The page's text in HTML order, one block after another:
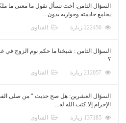
السؤال الثامن: أخت تسأل تقول ما معنى ما
يجامع خادمته وجواريه بدون...
الفتاوى
السؤال الثامن : شيخنا ما حكم نوم الزوج في
؟
الفتاوى
السؤال العشرين: هل صح حديث " من صلى الفجر
الإحرام إلا كتب الله له...
الفتاوى